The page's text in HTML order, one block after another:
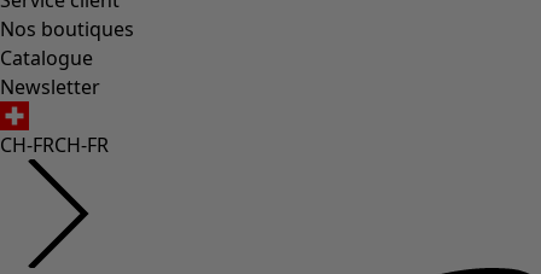
Nos boutiques
Catalogue
Newsletter
CH-FRCH-FR